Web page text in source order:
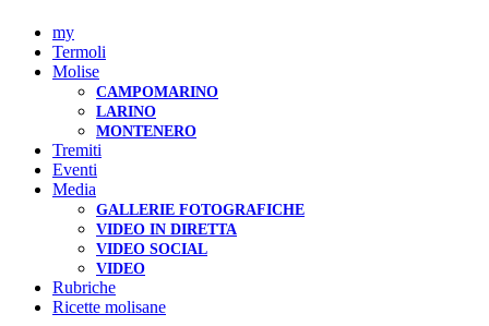
my
Termoli
Molise
CAMPOMARINO
LARINO
MONTENERO
Tremiti
Eventi
Media
GALLERIE FOTOGRAFICHE
VIDEO IN DIRETTA
VIDEO SOCIAL
VIDEO
Rubriche
Ricette molisane